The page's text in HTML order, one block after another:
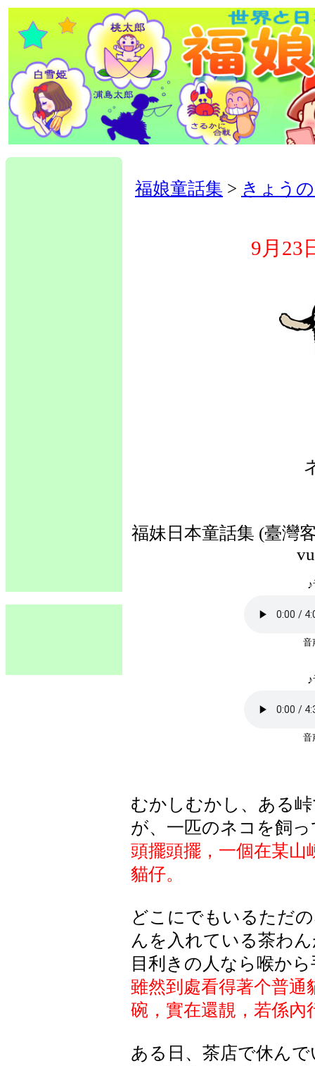
福娘童話集 > きょう
9月23
福妹日本童話集 (臺灣
むかしむかし、ある
が、一匹のネコを飼
頭擺頭擺，一個在某山
貓仔。
どこにでもいるただ
んを入れている茶わ
目利きの人なら喉か
雖然到處看得著个普通
碗，實在還靚，若係內
ある日、茶店で休ん